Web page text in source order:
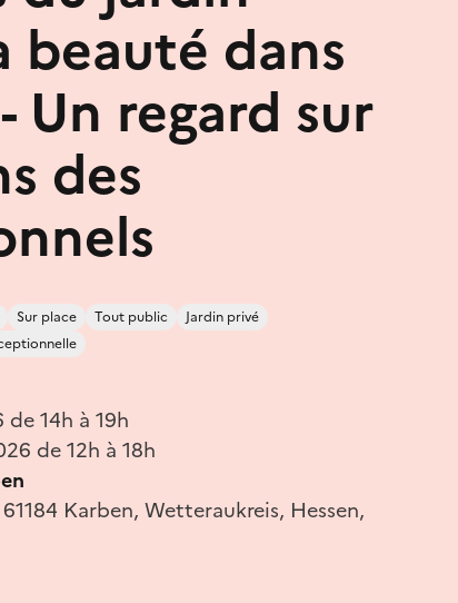
beauté dans
Un regard sur
des
Sur place Tout public
Jardin privé
14h à 19h
de 12h à 18h
Karben, Wetteraukreis, Hessen,